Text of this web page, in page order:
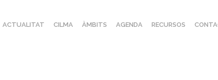
ACTUALITAT CILMA ÀMBITS AGENDA RECURSOS